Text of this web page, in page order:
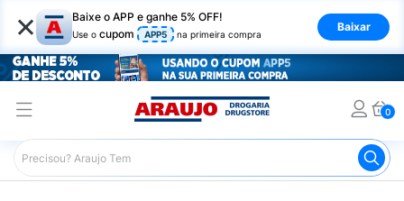
× Baixe o APP e ganhe 5% OFF!
Use o cupom APP5 na primeira compra
Baixar
0
Araujo Bulário Araujo Vacina Meningite ACWY